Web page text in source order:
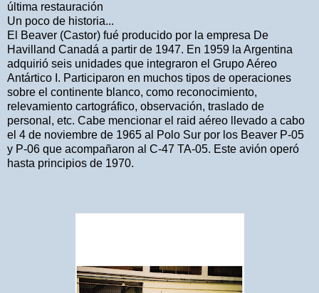
última restauración
Un poco de historia...
El Beaver (Castor) fué producido por la empresa De
Havilland Canadá a partir de 1947. En 1959 la Argentina
adquirió seis unidades que integraron el Grupo Aéreo
Antártico I. Participaron en muchos tipos de operaciones
sobre el continente blanco, como reconocimiento,
relevamiento cartográfico, observación, traslado de
personal, etc. Cabe mencionar el raid aéreo llevado a cabo
el 4 de noviembre de 1965 al Polo Sur por los Beaver P-05
y P-06 que acompañaron al C-47 TA-05. Este avión operó
hasta principios de 1970.